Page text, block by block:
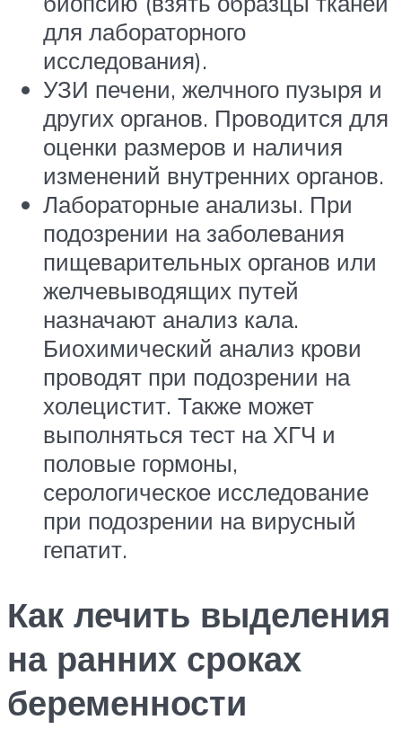
для лабораторного
исследования).
УЗИ печени, желчного пузыря и
других органов. Проводится для
оценки размеров и наличия
изменений внутренних органов.
Лабораторные анализы. При
подозрении на заболевания
пищеварительных органов или
желчевыводящих путей
назначают анализ кала.
Биохимический анализ крови
проводят при подозрении на
холецистит. Также может
выполняться тест на ХГЧ и
половые гормоны,
серологическое исследование
при подозрении на вирусный
гепатит.
Как лечить выделения
на ранних сроках
беременности